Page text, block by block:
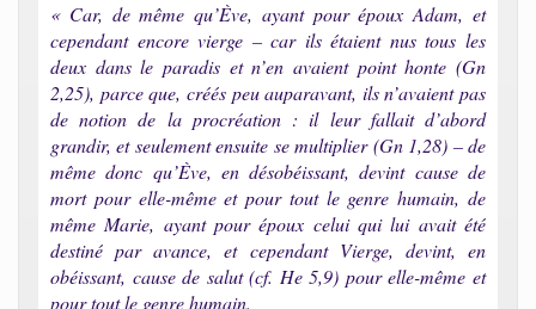
« Car, de même qu’Ève, ayant pour époux Adam, et
cependant encore vierge – car ils étaient nus tous les
deux dans le paradis et n’en avaient point honte (Gn
2,25), parce que, créés peu auparavant, ils n’avaient pas
de notion de la procréation : il leur fallait d’abord
grandir, et seulement ensuite se multiplier (Gn 1,28) – de
même donc qu’Ève, en désobéissant, devint cause de
mort pour elle-même et pour tout le genre humain, de
même Marie, ayant pour époux celui qui lui avait été
destiné par avance, et cependant Vierge, devint, en
obéissant, cause de salut (cf. He 5,9) pour elle-même et
pour tout le genre humain.